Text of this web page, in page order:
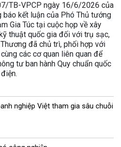
TB-VPCP ngày 16/6/2026 của
báo kết luận của Phó Thủ tướng
Gia Túc tại cuộc họp về xây
thuật quốc gia đối với trụ sạc,
đã chủ trì, phối hợp với
các cơ quan liên quan để
tư ban hành Quy chuẩn quốc
nghiệp Việt tham gia sâu chuỗi